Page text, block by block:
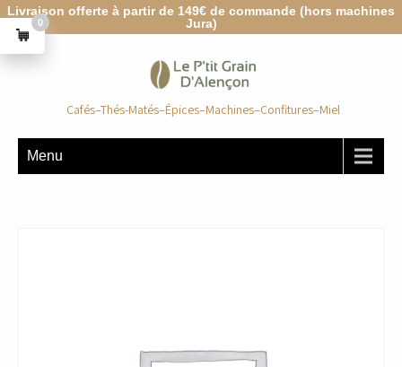
Livraison offerte à partir de 149€ de commande (hors machines
Jura)
Cafés–Thés-Matés–Épices–Machines–Confitures–Miel
Menu
0